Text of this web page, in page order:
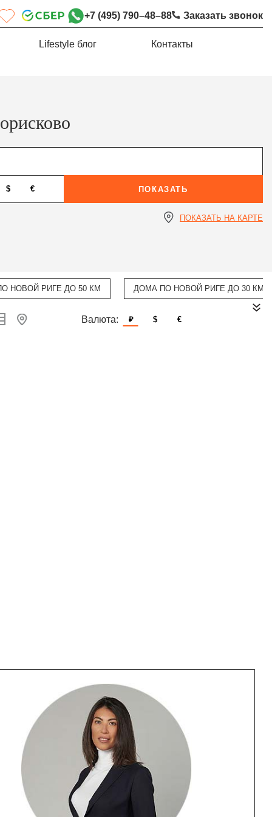
+7 (495) 790–48–88 Заказать звонок
Lifestyle блог Контакты
$ € ПОКАЗАТЬ
ПОКАЗАТЬ НА КАРТЕ
НОВОЙ РИГЕ ДО 50 КМ ДОМА ПО НОВОЙ РИГЕ ДО 30 КМ
Валюта: ₽ $ €